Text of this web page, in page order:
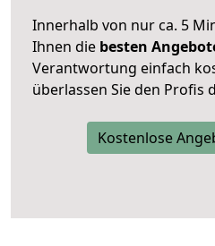
Innerhalb von nur ca. 5
Ihnen die besten
Verantwortung einfach
überlassen Sie den Profis
Kostenlose